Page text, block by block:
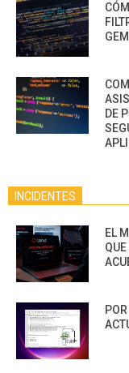
DE
INCIDENTES
EL